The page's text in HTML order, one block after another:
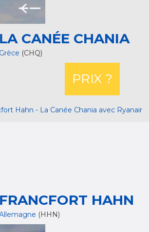
LA CANÉE CHANIA
Grèce (CHQ)
PRIX ?
Hahn - La Canée Chania avec Ryanair
FRANCFORT HAHN
(HHN)